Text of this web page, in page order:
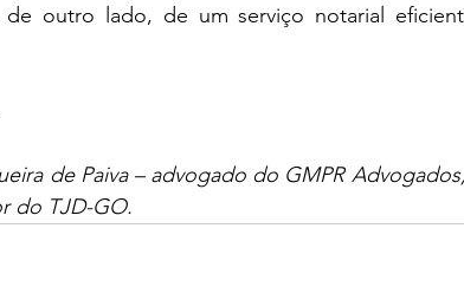
outro lado, de um serviço notarial
de Paiva – advogado do GMPR
do TJD-GO.